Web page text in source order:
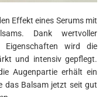
Effekt eines Serums mit
Dank wertvoller
Eigenschaften wird die
und intensiv gepflegt.
Augenpartie erhält ein
das Balsam jetzt seit gut